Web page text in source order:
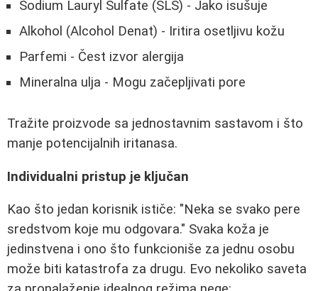
Sodium Lauryl Sulfate (SLS) - Jako isušuje
Alkohol (Alcohol Denat) - Iritira osetljivu kožu
Parfemi - Čest izvor alergija
Mineralna ulja - Mogu začepljivati pore
Tražite proizvode sa jednostavnim sastavom i što
manje potencijalnih iritanasa.
Individualni pristup je ključan
Kao što jedan korisnik ističe: "Neka se svako pere
sredstvom koje mu odgovara." Svaka koža je
jedinstvena i ono što funkcioniše za jednu osobu
može biti katastrofa za drugu. Evo nekoliko saveta